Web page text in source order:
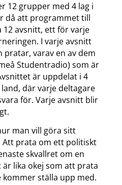
12 grupper med 4 lag i
då att programmet till
avsnitt, ett för varje
I varje avsnitt
pratar, varav en av dem
Studentradio) som är
är uppdelat i 4
där varje deltagare
för. Varje avsnitt blir
man vill göra sitt
prata om ett politiskt
skvallret om en
lika okej som att prata
ställa upp med.